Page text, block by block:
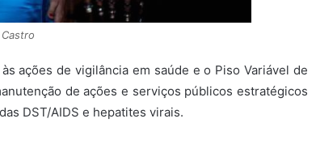
ações de vigilância em saúde e o Piso Variável de
de ações e serviços públicos estratégicos
DST/AIDS e hepatites virais.